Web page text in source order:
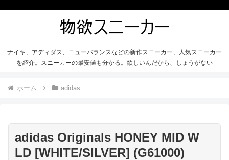
ナイキ、アディダス、ニューバランスなどの新作スニーカー、人気スニーカー
を紹介。スニーカーの最安値も分かる。欲しいんだから、しょうがない
ホーム adidas
adidas Originals HONEY MID W
LD [WHITE/SILVER] (G61000)